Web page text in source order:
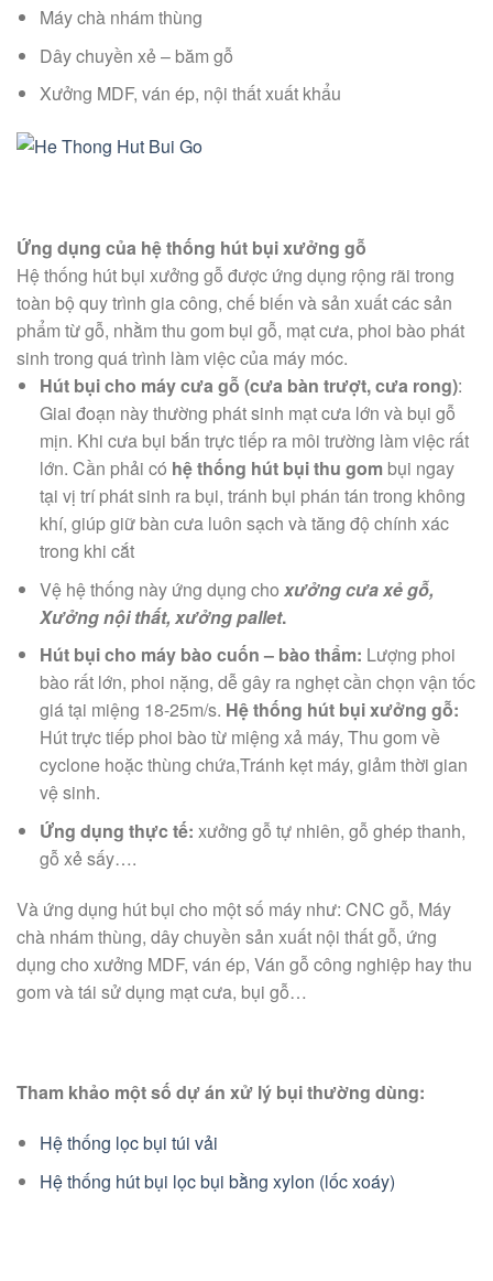
Máy chà nhám thùng
Dây chuyền xẻ – băm gỗ
Xưởng MDF, ván ép, nội thất xuất khẩu
Ứng dụng của hệ thống hút bụi xưởng gỗ
Hệ thống hút bụi xưởng gỗ được ứng dụng rộng rãi trong
toàn bộ quy trình gia công, chế biến và sản xuất các sản
phẩm từ gỗ, nhằm thu gom bụi gỗ, mạt cưa, phoi bào phát
sinh trong quá trình làm việc của máy móc.
Hút bụi cho máy cưa gỗ (cưa bàn trượt, cưa rong):
Giai đoạn này thường phát sinh mạt cưa lớn và bụi gỗ
mịn. Khi cưa bụi bắn trực tiếp ra môi trường làm việc rất
lớn. Cần phải có hệ thống hút bụi thu gombụi ngay
tại vị trí phát sinh ra bụi, tránh bụi phán tán trong không
khí, giúp giữ bàn cưa luôn sạch và tăng độ chính xác
trong khi cắt
Vệ hệ thống này ứng dụng cho xưởng cưa xẻ gỗ,
Xưởng nội thất, xưởng pallet.
Hút bụi cho máy bào cuốn – bào thẩm: Lượng phoi
bào rất lớn, phoi nặng, dễ gây ra nghẹt cần chọn vận tốc
giá tại miệng 18-25m/s. Hệ thống hút bụi xưởng gỗ:
Hút trực tiếp phoi bào từ miệng xả máy, Thu gom về
cyclone hoặc thùng chứa,Tránh kẹt máy, giảm thời gian
vệ sinh.
Ứng dụng thực tế: xưởng gỗ tự nhiên, gỗ ghép thanh,
gỗ xẻ sấy….
Và ứng dụng hút bụi cho một số máy như: CNC gỗ, Máy
chà nhám thùng, dây chuyền sản xuất nội thất gỗ, ứng
dụng cho xưởng MDF, ván ép, Ván gỗ công nghiệp hay thu
gom và tái sử dụng mạt cưa, bụi gỗ…
Tham khảo một số dự án xử lý bụi thường dùng:
Hệ thống lọc bụi túi vải
Hệ thống hút bụi lọc bụi bằng xylon (lốc xoáy)